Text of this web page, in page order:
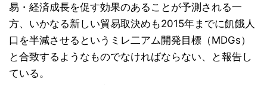
易・経済成長を促す効果のあることが予測される一
方、いかなる新しい貿易取決めも2015年までに飢餓人
口を半減させるというミレ二アム開発目標（MDGs）
と合致するようなものでなければならない、と報告し
ている。